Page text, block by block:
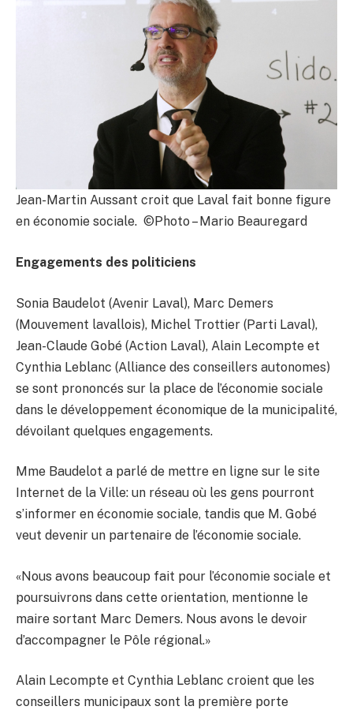
Jean-Martin Aussant croit que Laval fait bonne figure
en économie sociale. ©Photo – Mario Beauregard
Engagements des politiciens
Sonia Baudelot (Avenir Laval), Marc Demers
(Mouvement lavallois), Michel Trottier (Parti Laval),
Jean-Claude Gobé (Action Laval), Alain Lecompte et
Cynthia Leblanc (Alliance des conseillers autonomes)
se sont prononcés sur la place de l’économie sociale
dans le développement économique de la municipalité,
dévoilant quelques engagements.
Mme Baudelot a parlé de mettre en ligne sur le site
Internet de la Ville: un réseau où les gens pourront
s’informer en économie sociale, tandis que M. Gobé
veut devenir un partenaire de l’économie sociale.
«Nous avons beaucoup fait pour l’économie sociale et
poursuivrons dans cette orientation, mentionne le
maire sortant Marc Demers. Nous avons le devoir
d’accompagner le Pôle régional.»
Alain Lecompte et Cynthia Leblanc croient que les
conseillers municipaux sont la première porte